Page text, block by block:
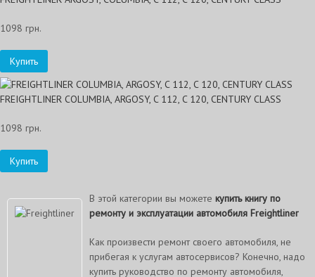
1098 грн.
Купить
FREIGHTLINER COLUMBIA, ARGOSY, C 112, C 120, CENTURY CLASS
1098 грн.
Купить
В этой категории вы можете купить книгу по
ремонту и эксплуатации автомобиля Freightliner
Как произвести ремонт своего автомобиля, не
прибегая к услугам автосервисов? Конечно, надо
купить руководство по ремонту автомобиля,